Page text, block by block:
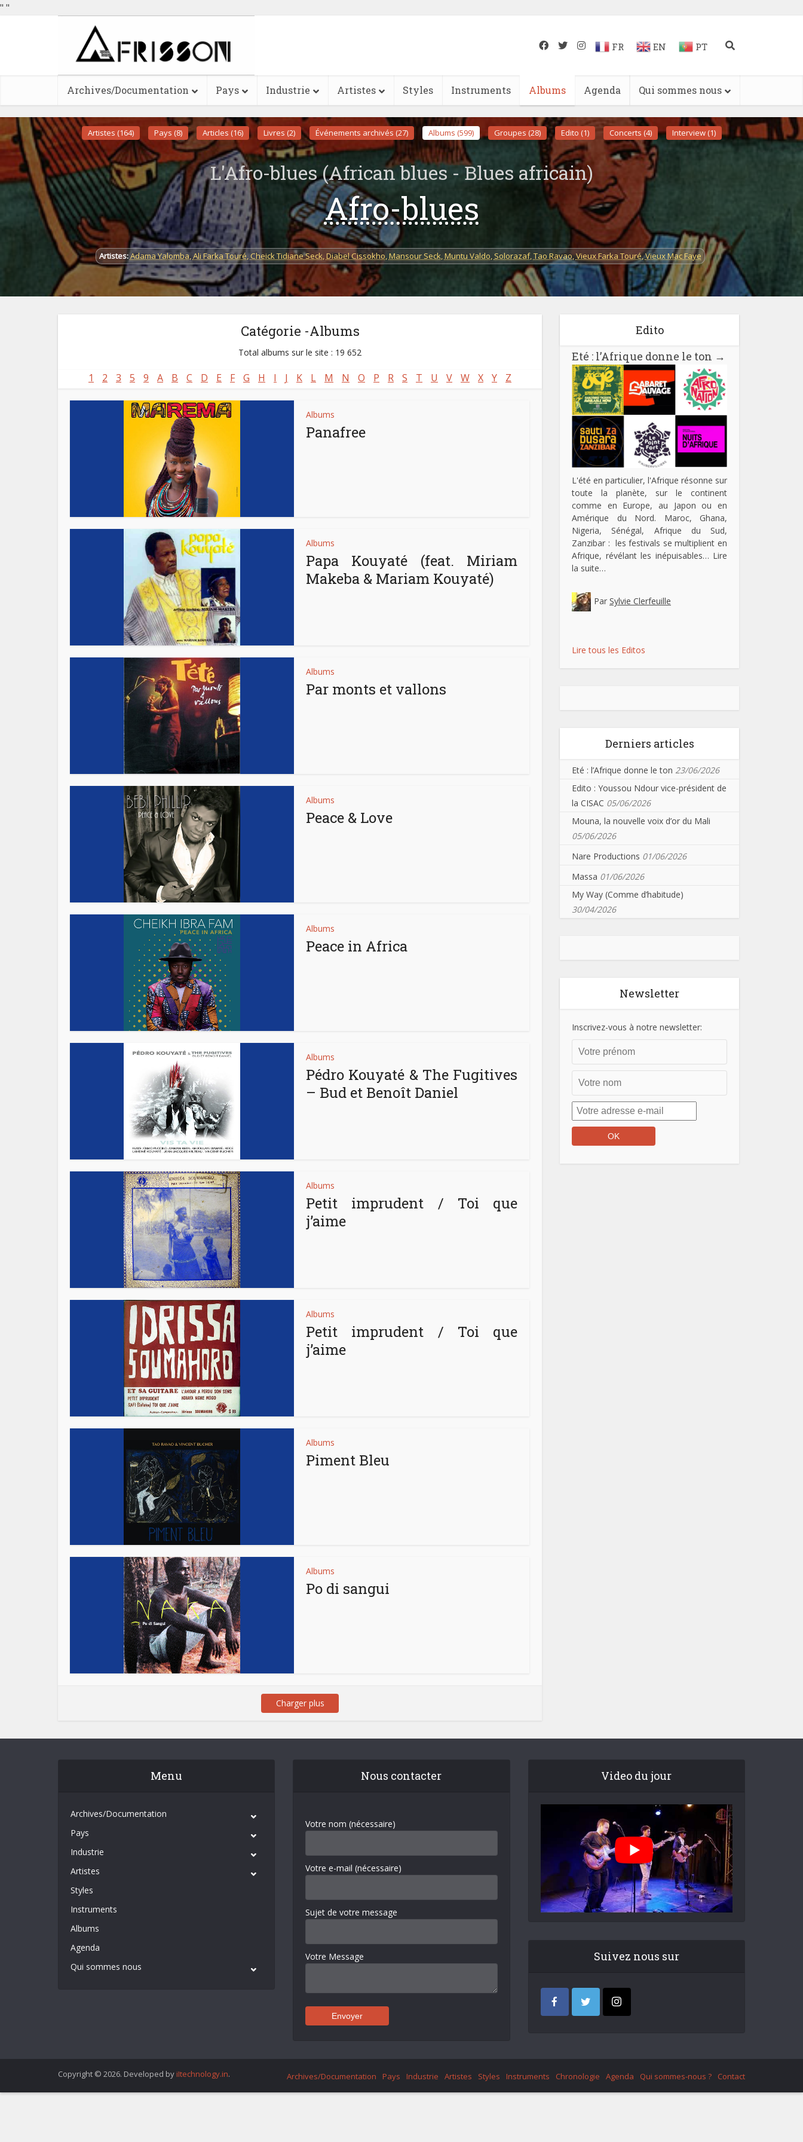
" "
FR EN PT
Archives/Documentation Pays Industrie Artistes Styles Instruments Albums Agenda Qui sommes nous
Artistes (164) Pays (8) Articles (16) Livres (2) Événements archivés (27) Albums (599) Groupes (28) Edito (1) Concerts (4) Interview (1)
L'Afro-blues (African blues - Blues africain)
Afro-blues
Artistes:Adama Yalomba,Ali Farka Touré,Cheick Tidiane Seck,Diabel Cissokho,Mansour Seck,Muntu Valdo,Solorazaf,Tao Ravao,Vieux Farka Touré,Vieux Mac Faye
Catégorie -Albums
Total albums sur le site : 19 652
1 2 3 5 9 A B C D E F G H I J K L M N O P R S T U V W X Y Z
Albums
Panafree
Albums
Papa Kouyaté (feat. Miriam
Makeba & Mariam Kouyaté)
Albums
Par monts et vallons
Albums
Peace & Love
Albums
Peace in Africa
Albums
Pédro Kouyaté & The Fugitives
– Bud et Benoît Daniel
Albums
Petit imprudent / Toi que
j’aime
Albums
Petit imprudent / Toi que
j’aime
Albums
Piment Bleu
Albums
Po di sangui
Charger plus
Edito
Eté : l’Afrique donne le ton →
L'été en particulier, l'Afrique résonne sur
toute la planète, sur le continent
comme en Europe, au Japon ou en
Amérique du Nord. Maroc, Ghana,
Nigeria, Sénégal, Afrique du Sud,
Zanzibar : les festivals se multiplient en
Afrique, révélant les inépuisables… Lire
la suite…
Par Sylvie Clerfeuille
Lire tous les Editos
Derniers articles
Eté : l’Afrique donne le ton 23/06/2026
Edito : Youssou Ndour vice-président de
la CISAC 05/06/2026
Mouna, la nouvelle voix d’or du Mali
05/06/2026
Nare Productions 01/06/2026
Massa 01/06/2026
My Way (Comme d’habitude)
30/04/2026
Newsletter
Inscrivez-vous à notre newsletter:
Menu
Archives/Documentation
Pays
Industrie
Artistes
Styles
Instruments
Albums
Agenda
Qui sommes nous
Nous contacter
Votre nom (nécessaire)
Votre e-mail (nécessaire)
Sujet de votre message
Votre Message
Video du jour
Suivez nous sur
Copyright © 2026. Developed by iItechnology.in. Archives/Documentation Pays Industrie Artistes Styles Instruments Chronologie Agenda Qui sommes-nous ? Contact